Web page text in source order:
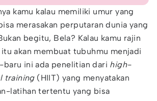
kamu kalau memiliki umur yang
merasakan perputaran dunia yang
begitu, Bela? Kalau kamu rajin
akan membuat tubuhmu menjadi
baru ini ada penelitian dari high-
training(HIIT) yang menyatakan
latihan tertentu yang bisa